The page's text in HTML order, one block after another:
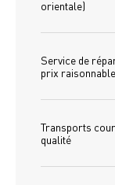
orientale)
Service de
prix
Transports
qualité